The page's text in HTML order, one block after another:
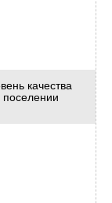
качества
поселении